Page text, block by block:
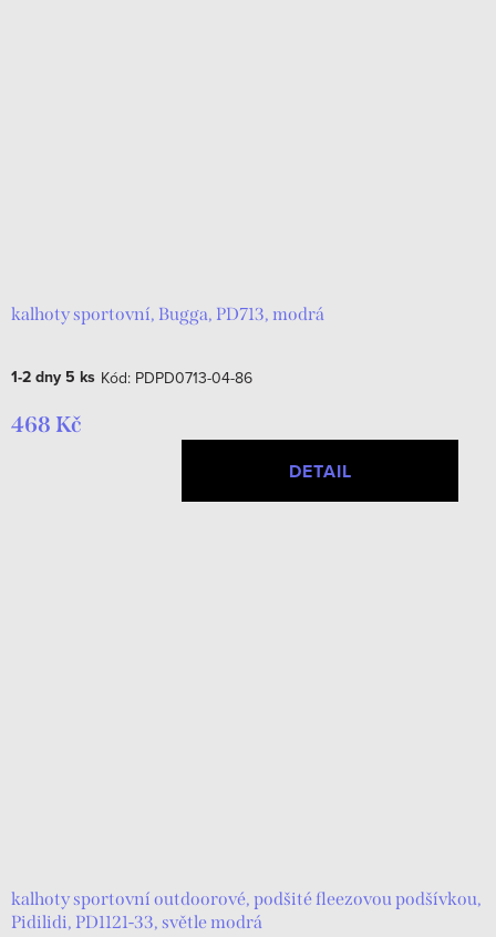
kalhoty sportovní, Bugga, PD713, modrá
1-2 dny 5 ks Kód: PDPD0713-04-86
468 Kč
DETAIL
kalhoty sportovní outdoorové, podšité fleezovou podšívkou,
Pidilidi, PD1121-33, světle modrá